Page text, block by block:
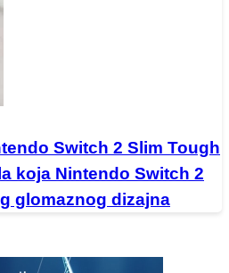
Switch 2 Slim Tough
koja Nintendo Switch 2
glomaznog dizajna